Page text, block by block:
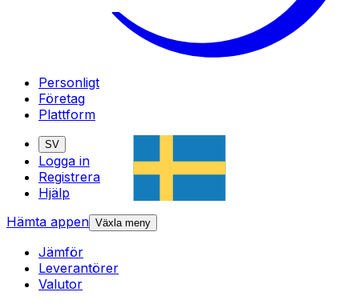
Personligt
Företag
Plattform
SV
Logga in
Registrera
Hjälp
Hämta appen Växla meny
Jämför
Leverantörer
Valutor